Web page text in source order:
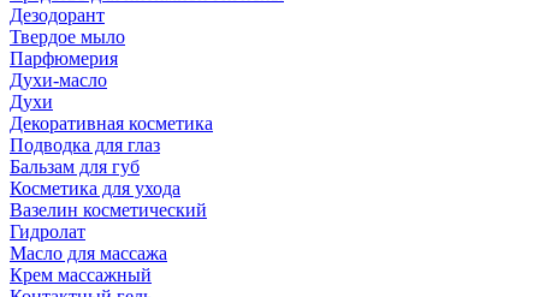
Дезодорант
Твердое мыло
Парфюмерия
Духи-масло
Духи
Декоративная косметика
Подводка для глаз
Бальзам для губ
Косметика для ухода
Вазелин косметический
Гидролат
Масло для массажа
Крем массажный